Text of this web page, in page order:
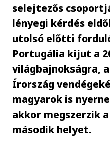
selejtezős
lényegi kérdés
utolsó előtti
Portugália kijut a
világbajnokságra,
Írország
magyarok is
akkor megszerzik
második helyet.